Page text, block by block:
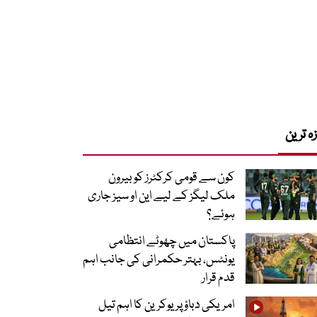
ترین
کون سے قومی کرکٹرز کو بیرون
ملک لیگز کے لیے این او سیز جاری
ہوئے؟
پاکستان میں چھوٹے انتظامی
یونٹس، بہتر حکمرانی کی جانب اہم
قدم قرار
امریکی دباؤ پر یوکرین کا اہم تیل